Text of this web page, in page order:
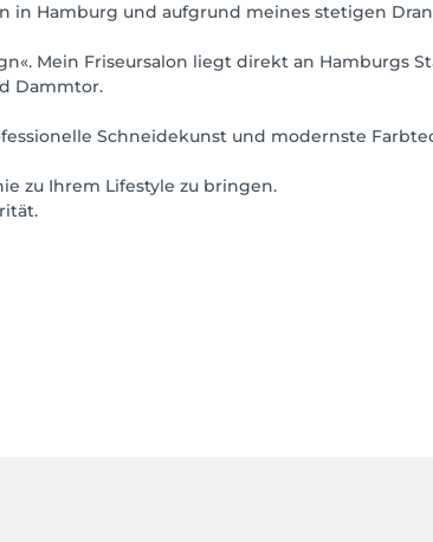
in Hamburg und aufgrund meines stetigen
Mein Friseursalon liegt direkt an Hamburgs
Dammtor.
Schneidekunst und modernste
zu Ihrem Lifestyle zu bringen.